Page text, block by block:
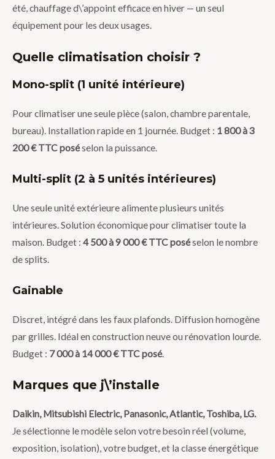
été, chauffage d\’appoint efficace en hiver — un seul
équipement pour les deux usages.
Quelle climatisation choisir ?
Mono-split (1 unité intérieure)
Pour climatiser une seule pièce (salon, chambre parentale,
bureau). Installation rapide en 1 journée. Budget : 1 800 à 3
200 € TTC poséselon la puissance.
Multi-split (2 à 5 unités intérieures)
Une seule unité extérieure alimente plusieurs unités
intérieures. Solution économique pour climatiser toute la
maison. Budget : 4 500 à 9 000 € TTC poséselon le nombre
de splits.
Gainable
Discret, intégré dans les faux plafonds. Diffusion homogène
par grilles. Idéal en construction neuve ou rénovation lourde.
Budget : 7 000 à 14 000 € TTC posé.
Marques que j\’installe
Daikin, Mitsubishi Electric, Panasonic, Atlantic, Toshiba, LG.
Je sélectionne le modèle selon votre besoin réel (volume,
exposition, isolation), votre budget, et la classe énergétique